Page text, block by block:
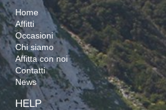
Home
Affitti
Occasioni
Chi siamo
Affitta con noi
Contatti
News
HELP